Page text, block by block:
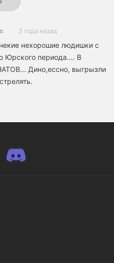
3 года назад
нехорошие людишки с
Юрского периода.... В
Дино,ессно, выгрызли